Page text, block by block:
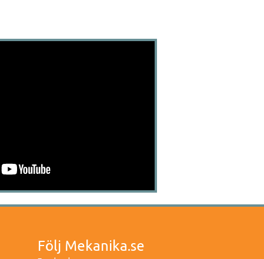
Följ Mekanika.se